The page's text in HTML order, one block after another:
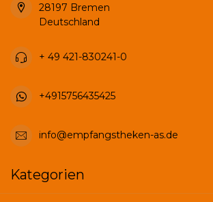
28197 Bremen
Deutschland
+ 49 421-830241-0
+4915756435425
info@empfangstheken-as.de
Kategorien